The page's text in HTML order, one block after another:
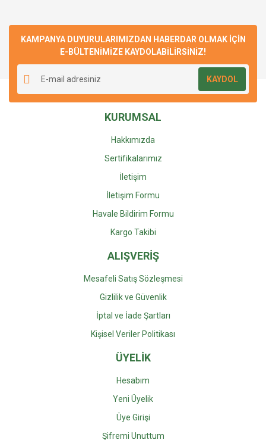
KAMPANYA DUYURULARIMIZDAN HABERDAR OLMAK İÇİN
E-BÜLTENİMİZE KAYDOLABİLİRSİNİZ!
KAYDOL
KURUMSAL
Hakkımızda
Sertifikalarımız
İletişim
İletişim Formu
Havale Bildirim Formu
Kargo Takibi
ALIŞVERİŞ
Mesafeli Satış Sözleşmesi
Gizlilik ve Güvenlik
İptal ve İade Şartları
Kişisel Veriler Politikası
ÜYELİK
Hesabım
Yeni Üyelik
Üye Girişi
Şifremi Unuttum